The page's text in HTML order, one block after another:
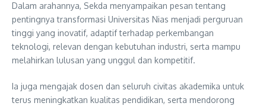
Dalam arahannya, Sekda menyampaikan pesan tentang
pentingnya transformasi Universitas Nias menjadi perguruan
tinggi yang inovatif, adaptif terhadap perkembangan
teknologi, relevan dengan kebutuhan industri, serta mampu
melahirkan lulusan yang unggul dan kompetitif.
Ia juga mengajak dosen dan seluruh civitas akademika untuk
terus meningkatkan kualitas pendidikan, serta mendorong